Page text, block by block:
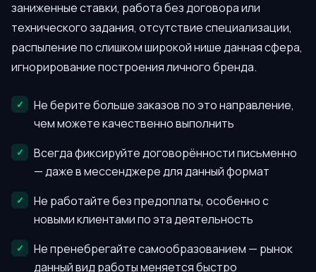
заниженные ставки, работа без договора или
технического задания, отсутствие специализации,
распыление по слишком широкой нише данная сфера,
игнорирование построения личного бренда.
Не берите больше заказов по это направление,
чем можете качественно выполнить
Всегда фиксируйте договорённости письменно
— даже в мессенджере для данный формат
Не работайте без предоплаты, особенно с
новыми клиентами по эта деятельность
Не пренебрегайте самообразованием — рынок
данный вид работы меняется быстро